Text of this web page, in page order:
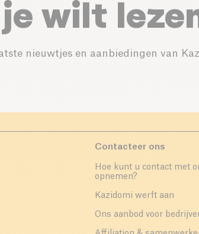
wilt
nieuwtjes en aanbiedingen van
Contacteer ons
Hoe kunt u contact met
opnemen?
Kazidomi werft aan
Ons aanbod voor